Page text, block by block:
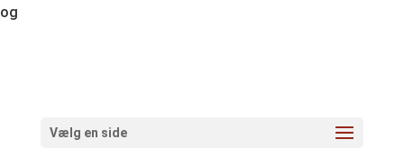
og
Vælg en side